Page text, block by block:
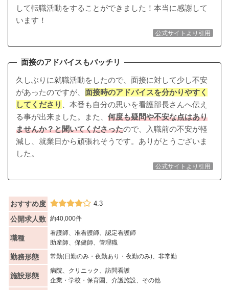
して転職活動をすることができました！本当に感謝して
います！
公式サイトより引用
面接のアドバイスもバッチリ
久しぶりに就職活動をしたので、面接に対して少し不安
があったのですが、 面接時のアドバイスを分かりやすく
してくださり
、本番も自分の思いを看護部長さんへ伝え
る事が出来ました。また、 何度も疑問や不安な点はあり
ませんか？と聞いてくださったので、入職前の不安が軽
減し、就業日から頑張れそうです。ありがとうございま
した。
公式サイトより引用
おすすめ度 4.3
公開求人数 約40,000件
職種
看護師、准看護師、認定看護師
助産師、保健師、管理職
勤務形態 常勤(日勤のみ・夜勤あり・夜勤のみ)、非常勤
施設形態
病院、クリニック、訪問看護
企業・学校・保育園、介護施設、その他